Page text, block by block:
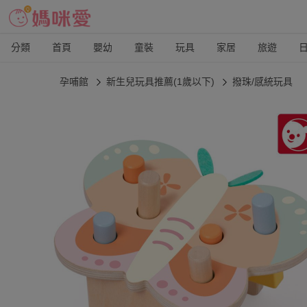
分類 首頁 嬰幼 童裝 玩具 家居 旅遊
孕哺館 新生兒玩具推薦(1歲以下) 撥珠/感統玩具